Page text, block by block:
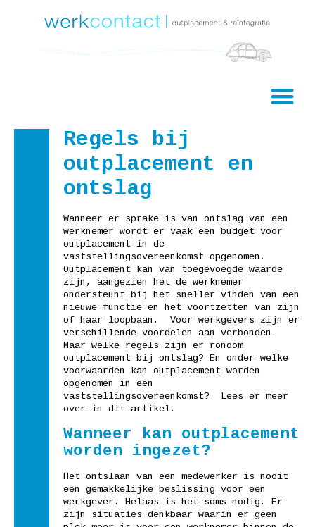
Regels bij
outplacement en
ontslag
Wanneer er sprake is van ontslag van een
werknemer wordt er vaak een budget voor
outplacement in de
vaststellingsovereenkomst opgenomen.
Outplacement kan van toegevoegde waarde
zijn, aangezien het de werknemer
ondersteunt bij het sneller vinden van een
nieuwe functie en het voortzetten van zijn
of haar loopbaan. Voor werkgevers zijn er
verschillende voordelen aan verbonden.
Maar welke regels zijn er rondom
outplacement bij ontslag? En onder welke
voorwaarden kan outplacement worden
opgenomen in een
vaststellingsovereenkomst? Lees er meer
over in dit artikel.
Wanneer kan outplacement
worden ingezet?
Het ontslaan van een medewerker is nooit
een gemakkelijke beslissing voor een
werkgever. Helaas is het soms nodig. Er
zijn situaties denkbaar waarin er geen